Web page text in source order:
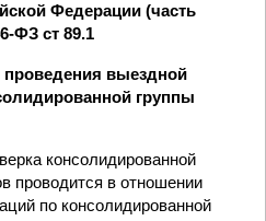
Федерации (часть
ФЗ ст 89.1
проведения выездной
группы
консолидированной
проводится в отношении
по консолидированной